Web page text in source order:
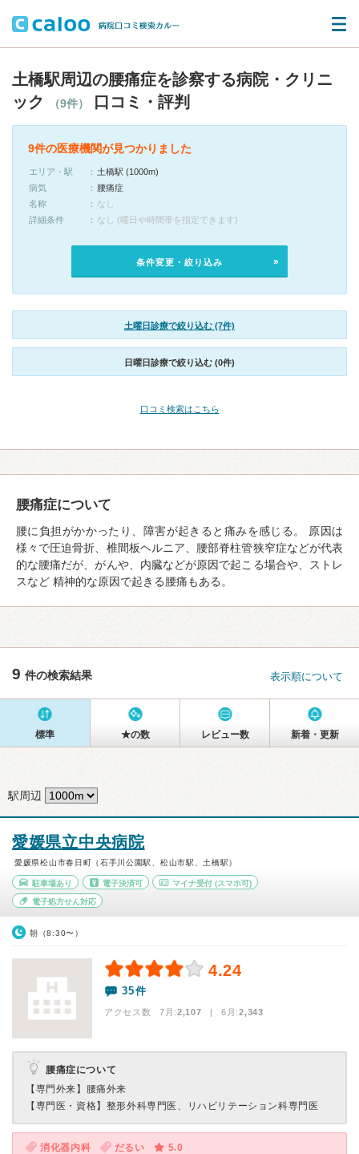
土橋駅周辺の腰痛症を診察する病院・クリニ
ック
（9件） 口コミ・評判
9件の医療機関が見つかりました
エリア・駅
土橋駅 (1000m)
病気
腰痛症
名称
なし
詳細条件
なし (曜日や時間帯を指定できます)
条件変更・絞り込み
土曜日診療で絞り込む (7件)
日曜日診療で絞り込む (0件)
口コミ検索はこちら
腰痛症について
腰に負担がかかったり、障害が起きると痛みを感じる。 原因は
様々で圧迫骨折、椎間板ヘルニア、腰部脊柱管狭窄症などが代表
的な腰痛だが、がんや、内臓などが原因で起こる場合や、ストレ
スなど 精神的な原因で起きる腰痛もある。
9 件の検索結果 表示順について
標準 ★の数 レビュー数 新着・更新
駅周辺
愛媛県立中央病院
愛媛県松山市春日町（石手川公園駅、松山市駅、土橋駅）
駐車場あり 電子決済可 マイナ受付 (スマホ可)
電子処方せん対応
朝（8:30〜）
4.24
35件
アクセス数 7月:2,107 | 6月:2,343
腰痛症について
【専門外来】
腰痛外来
【専門医・資格】 整形外科専門医、リハビリテーション科専門医
消化器内科 だるい
5.0